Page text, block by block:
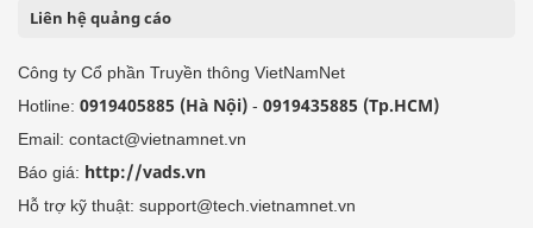
Liên hệ quảng cáo
Công ty Cổ phần Truyền thông VietNamNet
Hotline: 0919405885 (Hà Nội) - 0919435885 (Tp.HCM)
Email: contact@vietnamnet.vn
Báo giá: http://vads.vn
Hỗ trợ kỹ thuật: support@tech.vietnamnet.vn